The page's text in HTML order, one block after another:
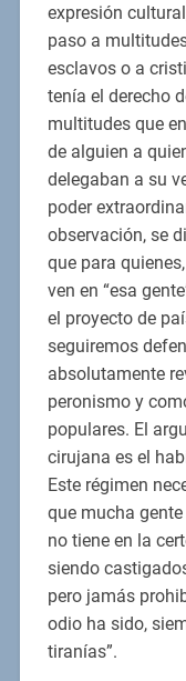
expresión
paso a
esclavos o a
tenía el derecho
multitudes que
de alguien a
delegaban a su
poder
observación, se
que para
ven en “esa
el proyecto de
seguiremos
absolutamente
peronismo y
populares. El
cirujana es el
Este régimen
que mucha
no tiene en la
siendo
pero jamás
odio ha sido,
tiranías”.